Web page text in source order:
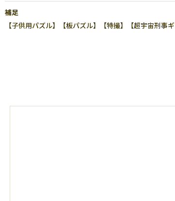
補足
【子供用パズル】【板パズル】【特撮】【超宇宙刑事